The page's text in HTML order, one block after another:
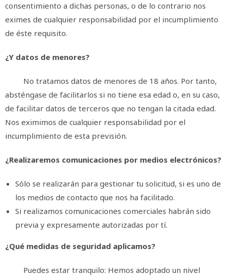
consentimiento a dichas personas, o de lo contrario nos
eximes de cualquier responsabilidad por el incumplimiento
de éste requisito.
¿Y datos de menores?
No tratamos datos de menores de 18 años. Por tanto,
absténgase de facilitarlos si no tiene esa edad o, en su caso,
de facilitar datos de terceros que no tengan la citada edad.
Nos eximimos de cualquier responsabilidad por el
incumplimiento de esta previsión.
¿Realizaremos comunicaciones por medios electrónicos?
Sólo se realizarán para gestionar tu solicitud, si es uno de
los medios de contacto que nos ha facilitado.
Si realizamos comunicaciones comerciales habrán sido
previa y expresamente autorizadas por tí.
¿Qué medidas de seguridad aplicamos?
Puedes estar tranquilo: Hemos adoptado un nivel